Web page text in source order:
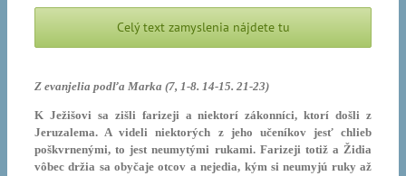
Celý text zamyslenia nájdete tu
Z evanjelia podľa Marka (7, 1-8. 14-15. 21-23)
K Ježišovi sa zišli farizeji a niektorí zákonníci, ktorí došli z
Jeruzalema. A videli niektorých z jeho učeníkov jesť chlieb
poškvrnenými, to jest neumytými rukami. Farizeji totiž a Židia
vôbec držia sa obyčaje otcov a nejedia, kým si neumyjú ruky až